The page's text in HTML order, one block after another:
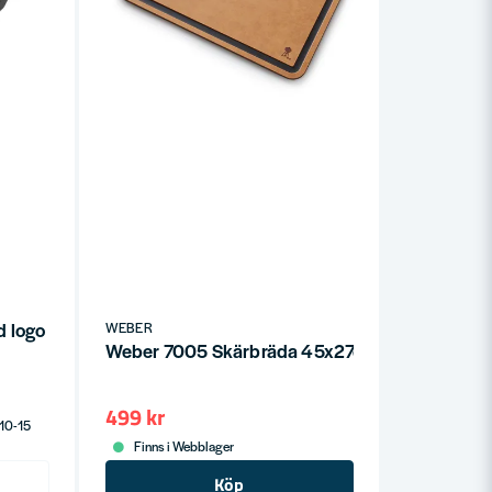
logo
15
WEBER
Weber 7005 Skärbräda 45x27cm
499 kr
Finns i Webblager
Köp